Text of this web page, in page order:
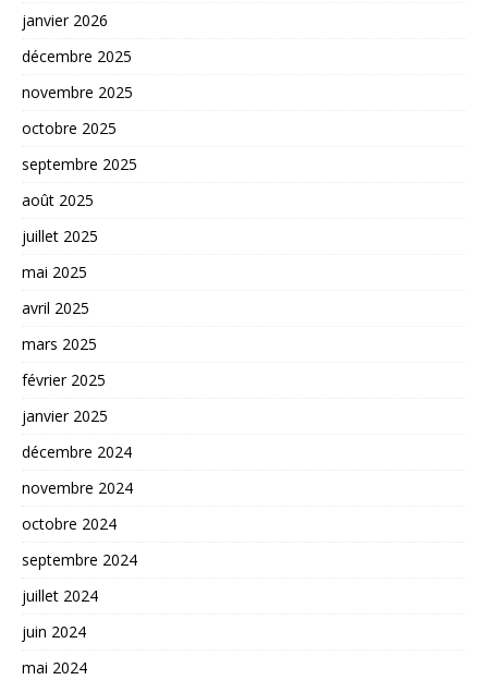
janvier 2026
décembre 2025
novembre 2025
octobre 2025
septembre 2025
août 2025
juillet 2025
mai 2025
avril 2025
mars 2025
février 2025
janvier 2025
décembre 2024
novembre 2024
octobre 2024
septembre 2024
juillet 2024
juin 2024
mai 2024